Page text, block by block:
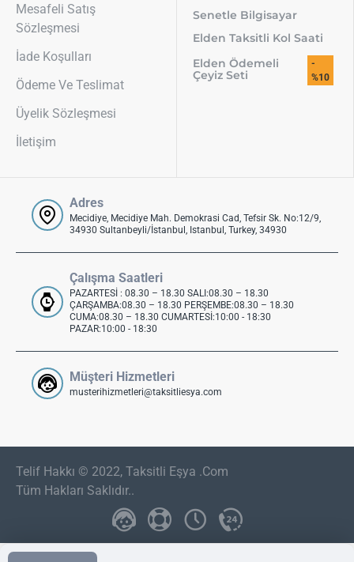
Mesafeli Satış
Sözleşmesi
İade Koşulları
Ödeme Ve Teslimat
Üyelik Sözleşmesi
İletişim
Senetle Bilgisayar
Elden Taksitli Kol Saati
Elden Ödemeli
Çeyiz Seti
-
%10
Adres
Mecidiye, Mecidiye Mah. Demokrasi Cad, Tefsir Sk. No:12/9,
34930 Sultanbeyli/İstanbul, Istanbul, Turkey, 34930
Çalışma Saatleri
PAZARTESİ : 08.30 – 18.30 SALI:08.30 – 18.30
ÇARŞAMBA:08.30 – 18.30 PERŞEMBE:08.30 – 18.30
CUMA:08.30 – 18.30 CUMARTESİ:10:00 - 18:30
PAZAR:10:00 - 18:30
Müşteri Hizmetleri
musterihizmetleri@taksitliesya.com
Telif Hakkı © 2022, Taksitli Eşya .Com
Tüm Hakları Saklıdır..